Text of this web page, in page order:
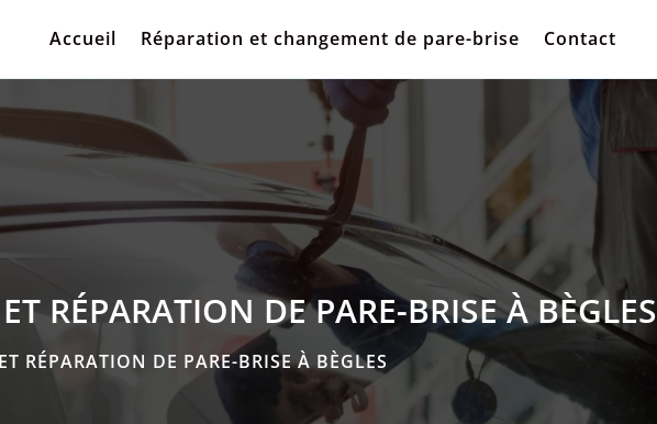
Accueil Réparation et changement de pare-brise Contact
RÉPARATION DE PARE-BRISE À BÈGLES
RÉPARATION DE PARE-BRISE À BÈGLES